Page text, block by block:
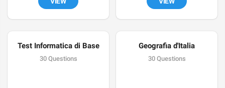
Test Informatica di Base
30 Questions
Geografia d'Italia
30 Questions